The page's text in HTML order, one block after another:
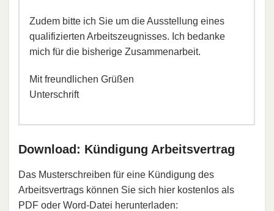
Zudem bitte ich Sie um die Ausstellung eines
qualifizierten Arbeitszeugnisses. Ich bedanke
mich für die bisherige Zusammenarbeit.
Mit freundlichen Grüßen
Unterschrift
Download: Kündigung Arbeitsvertrag
Das Musterschreiben für eine Kündigung des
Arbeitsvertrags können Sie sich hier kostenlos als
PDF oder Word-Datei herunterladen: